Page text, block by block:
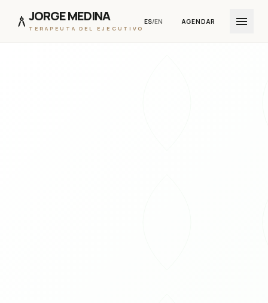
architecture JORGE MEDINA
TERAPEUTA DEL EJECUTIVO
ES/EN AGENDAR menu